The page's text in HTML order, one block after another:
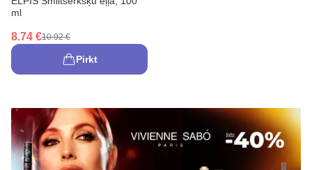
ml
8.74 €10.92 €
Pirkt